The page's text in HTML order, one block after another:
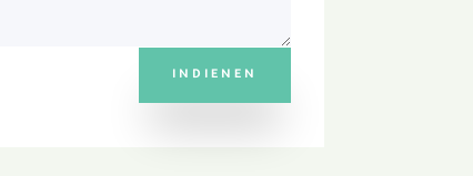
INDIENEN